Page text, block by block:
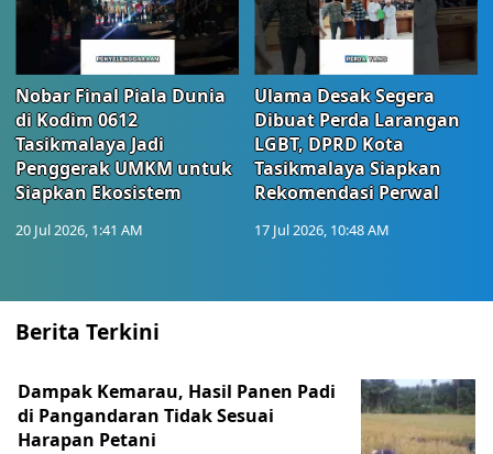
Nobar Final Piala Dunia
di Kodim 0612
Tasikmalaya Jadi
Penggerak UMKM untuk
Siapkan Ekosistem
20 Jul 2026, 1:41 AM
Ulama Desak Segera
Dibuat Perda Larangan
LGBT, DPRD Kota
Tasikmalaya Siapkan
Rekomendasi Perwal
17 Jul 2026, 10:48 AM
Berita Terkini
Dampak Kemarau, Hasil Panen Padi
di Pangandaran Tidak Sesuai
Harapan Petani